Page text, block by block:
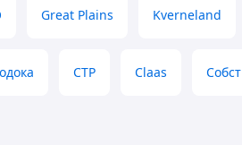
Great Plains Kverneland
CTP Claas